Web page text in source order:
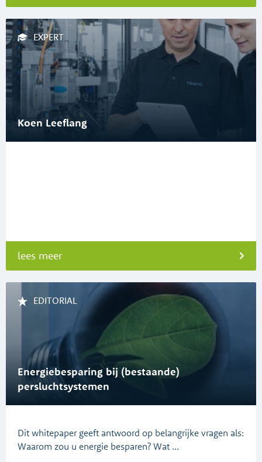
EXPERT
Koen Leeflang
lees meer
EDITORIAL
Energiebesparing bij (bestaande)
persluchtsystemen
Dit whitepaper geeft antwoord op belangrijke vragen als:
Waarom zou u energie besparen? Wat …